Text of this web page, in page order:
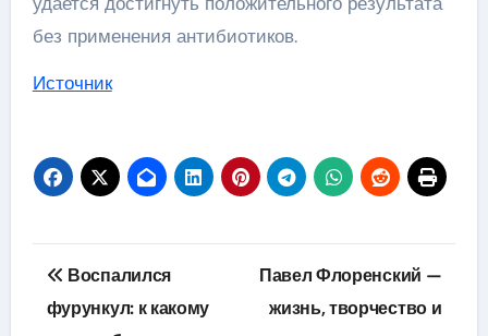
без применения антибиотиков.
Источник
Навигация
по
Воспалился
фурункул: к какому
Павел Флоренский —
жизнь, творчество и